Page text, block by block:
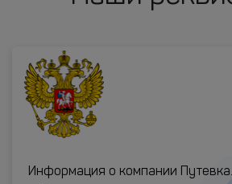
Информация о компании